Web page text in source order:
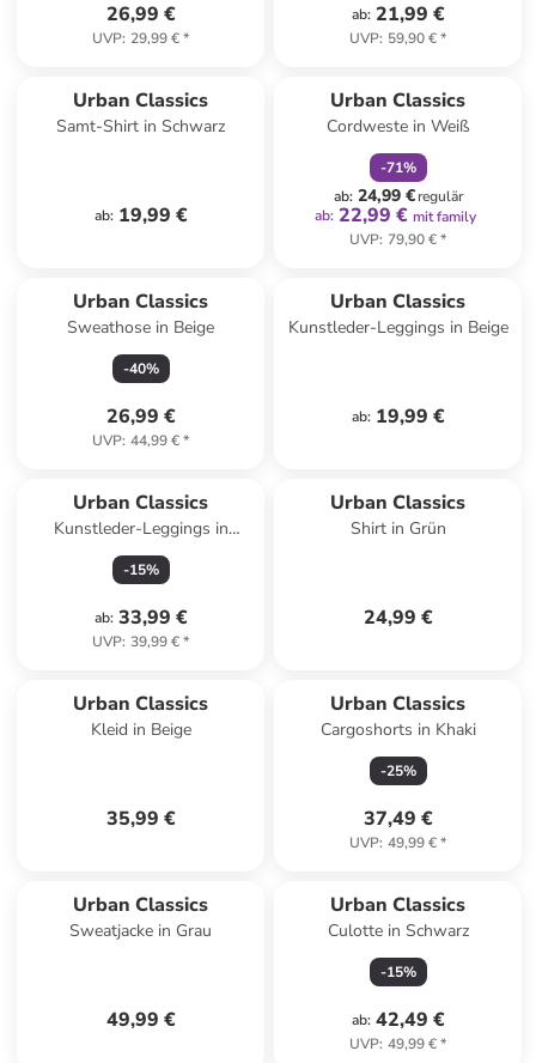
26,99 €
UVP: 29,99 €*
ab: 21,99 €
UVP: 59,90 €*
Urban Classics
Samt-Shirt in Schwarz
ab: 19,99 €
Urban Classics
Cordweste in Weiß
-71%
ab: 24,99 €regulär
ab: 22,99 € mit family
UVP: 79,90 €*
Urban Classics
Sweathose in Beige
-40%
26,99 €
UVP: 44,99 €*
Urban Classics
Kunstleder-Leggings in Beige
ab: 19,99 €
Urban Classics
Kunstleder-Leggings in
Schwarz
-15%
ab: 33,99 €
UVP: 39,99 €*
Urban Classics
Shirt in Grün
24,99 €
Urban Classics
Kleid in Beige
35,99 €
Urban Classics
Cargoshorts in Khaki
-25%
37,49 €
UVP: 49,99 €*
Urban Classics
Sweatjacke in Grau
49,99 €
Urban Classics
Culotte in Schwarz
-15%
ab: 42,49 €
UVP: 49,99 €*